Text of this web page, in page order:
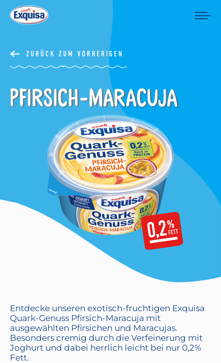
ZURÜCK ZUM VORHERIGEN
Pfirsich-Maracuja
Entdecke unseren exotisch-fruchtigen Exquisa
Quark-Genuss Pfirsich-Maracuja mit
ausgewählten Pfirsichen und Maracujas.
Besonders cremig durch die Verfeinerung mit
Joghurt und dabei herrlich leicht bei nur 0,2%
Fett.